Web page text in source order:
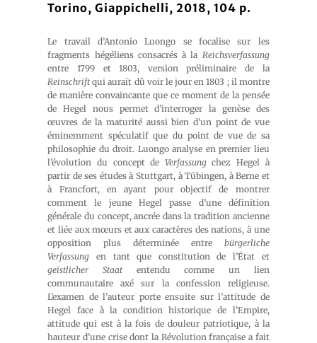
Torino, Giappichelli, 2018, 104 p.
Le travail d’Antonio Luongo se focalise sur les
fragments hégéliens consacrés à la Reichsverfassung
entre 1799 et 1803, version préliminaire de la
Reinschrift qui aurait dû voir le jour en 1803 ; il montre
de manière convaincante que ce moment de la pensée
de Hegel nous permet d’interroger la genèse des
œuvres de la maturité aussi bien d’un point de vue
éminemment spéculatif que du point de vue de sa
philosophie du droit. Luongo analyse en premier lieu
l’évolution du concept de Verfassungchez Hegel à
partir de ses études à Stuttgart, à Tübingen, à Berne et
à Francfort, en ayant pour objectif de montrer
comment le jeune Hegel passe d’une définition
générale du concept, ancrée dans la tradition ancienne
et liée aux mœurs et aux caractères des nations, à une
opposition plus déterminée entre bürgerliche
Verfassung en tant que constitution de l’État et
geistlicher Staatentendu comme un lien
communautaire axé sur la confession religieuse.
L’examen de l’auteur porte ensuite sur l’attitude de
Hegel face à la condition historique de l’Empire,
attitude qui est à la fois de douleur patriotique, à la
hauteur d’une crise dont la Révolution française a fait